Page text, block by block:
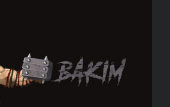
6 Ağustos 2020